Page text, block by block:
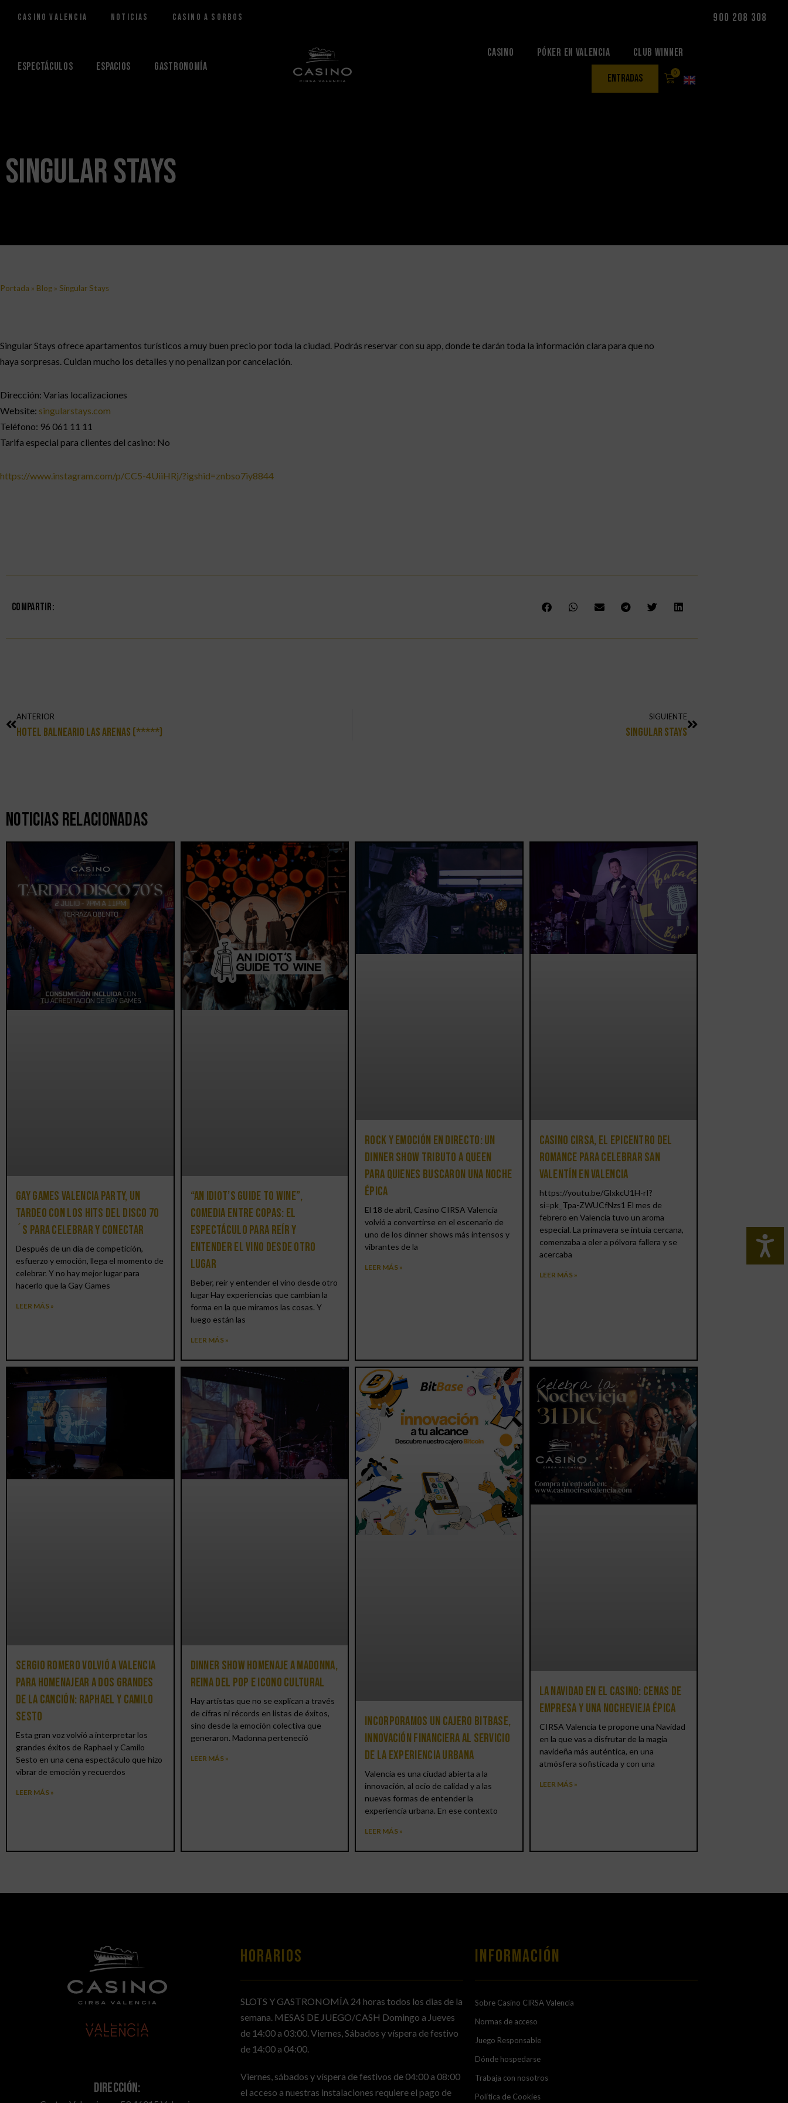
contenido
Casino Valencia Noticias Casino a Sorbos 900 208 308
Espectáculos Espacios Gastronomía
CASINO Póker en Valencia Club Winner
entradas 0
Singular Stays
Portada » Blog » Singular Stays
Singular Stays ofrece apartamentos turísticos a muy buen precio por toda la ciudad. Podrás reservar con su app, donde te darán toda la información clara para que no
haya sorpresas. Cuidan mucho los detalles y no penalizan por cancelación.
Dirección: Varias localizaciones
Website: singularstays.com
Teléfono: 96 061 11 11
Tarifa especial para clientes del casino: No
https://www.instagram.com/p/CC5-4UiiHRj/?igshid=znbso7iy8844
Compartir:
ANTERIOR
Hotel Balneario Las Arenas (*****)
SIGUIENTE
Singular Stays
Noticias Relacionadas
Gay Games Valencia Party, un
tardeo con los hits del DISCO 70
´S para celebrar y conectar
Después de un día de competición,
esfuerzo y emoción, llega el momento de
celebrar. Y no hay mejor lugar para
hacerlo que la Gay Games
LEER MÁS »
“An Idiot’s Guide to Wine”,
comedia entre copas: el
espectáculo para reír y
entender el vino desde otro
lugar
Beber, reír y entender el vino desde otro
lugar Hay experiencias que cambian la
forma en la que miramos las cosas. Y
luego están las
LEER MÁS »
Rock y emoción en directo: un
Dinner Show Tributo a Queen
para quienes buscaron una noche
épica
El 18 de abril, Casino CIRSA Valencia
volvió a convertirse en el escenario de
uno de los dinner shows más intensos y
vibrantes de la
LEER MÁS »
Casino CIRSA, el epicentro del
romance para celebrar San
Valentín en Valencia
https://youtu.be/GlxkcU1H-rI?
si=pk_Tpa-ZWUCfNzs1 El mes de
febrero en Valencia tuvo un aroma
especial. La primavera se intuía cercana,
comenzaba a oler a pólvora fallera y se
acercaba
LEER MÁS »
Sergio Romero volvió a Valencia
para homenajear a dos grandes
de la canción: Raphael y Camilo
Sesto
Esta gran voz volvió a interpretar los
grandes éxitos de Raphael y Camilo
Sesto en una cena espectáculo que hizo
vibrar de emoción y recuerdos
LEER MÁS »
Dinner Show homenaje a Madonna,
reina del pop e icono cultural
Hay artistas que no se explican a través
de cifras ni récords en listas de éxitos,
sino desde la emoción colectiva que
generaron. Madonna perteneció
LEER MÁS »
Incorporamos un cajero BitBase,
innovación financiera al servicio
de la experiencia urbana
Valencia es una ciudad abierta a la
innovación, al ocio de calidad y a las
nuevas formas de entender la
experiencia urbana. En ese contexto
LEER MÁS »
La Navidad en el Casino: cenas de
empresa y una Nochevieja épica
CIRSA Valencia te propone una Navidad
en la que vas a disfrutar de la magia
navideña más auténtica, en una
atmósfera sofisticada y con una
LEER MÁS »
Dirección:
HORARIOS
SLOTS Y GASTRONOMÍA 24 horas todos los dias de la
semana. MESAS DE JUEGO/CASH Domingo a Jueves
de 14:00 a 03:00. Viernes, Sábados y víspera de festivo
de 14:00 a 04:00.
Viernes, sábados y víspera de festivos de 04:00 a 08:00
el acceso a nuestras instalaciones requiere el pago de
Información
Sobre Casino CIRSA Valencia
Normas de acceso
Juego Responsable
Dónde hospedarse
Trabaja con nosotros
Política de Cookies